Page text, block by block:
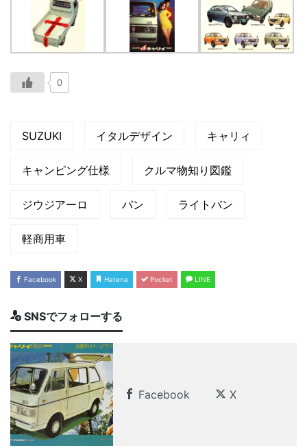
0
SUZUKI イタルデザイン キャリィ
キャンピング仕様 クルマ物知り図鑑
ジウジアーロ バン ライトバン
軽商用車
Facebook X Hatena Pocket LINE
SNSでフォローする
Facebook X